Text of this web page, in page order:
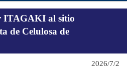
ITAGAKI al sitio
de Celulosa de
2026/7/2